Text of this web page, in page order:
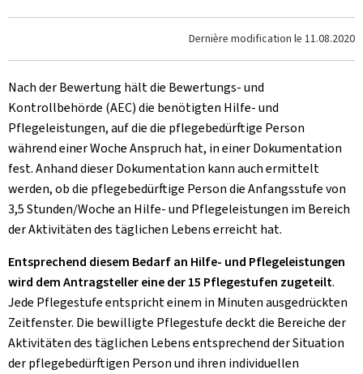
Dernière modification le 11.08.2020
Nach der Bewertung hält die Bewertungs- und
Kontrollbehörde (AEC) die benötigten Hilfe- und
Pflegeleistungen, auf die die pflegebedürftige Person
während einer Woche Anspruch hat, in einer Dokumentation
fest. Anhand dieser Dokumentation kann auch ermittelt
werden, ob die pflegebedürftige Person die Anfangsstufe von
3,5 Stunden/Woche an Hilfe- und Pflegeleistungen im Bereich
der Aktivitäten des täglichen Lebens erreicht hat.
Entsprechend diesem Bedarf an Hilfe- und Pflegeleistungen
wird dem Antragsteller eine der 15 Pflegestufen zugeteilt.
Jede Pflegestufe entspricht einem in Minuten ausgedrückten
Zeitfenster. Die bewilligte Pflegestufe deckt die Bereiche der
Aktivitäten des täglichen Lebens entsprechend der Situation
der pflegebedürftigen Person und ihren individuellen